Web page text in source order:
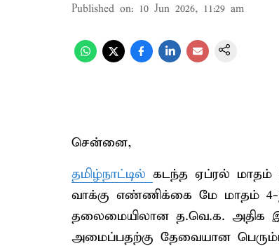
Published on: 10 Jun 2026, 11:29 am
சென்னை,
தமிழ்நாட்டில் கடந்த ஏப்ரல் மாதம்
வாக்கு எண்ணிக்கை மே மாதம் 4-
தலைமையிலான த.வெ.க. அதிக
அமைப்பதற்கு தேவையான